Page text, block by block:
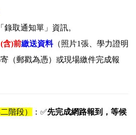
錄取通知單」資訊。
(含)前繳送資料（照片1張、學力證明
（郵戳為憑）或現場繳件完成報
階段） ：✅先完成網路報到，等候